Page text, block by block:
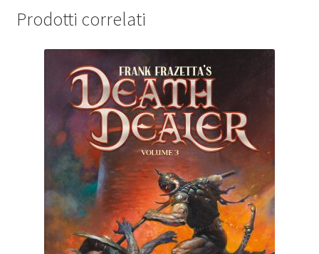
Prodotti correlati